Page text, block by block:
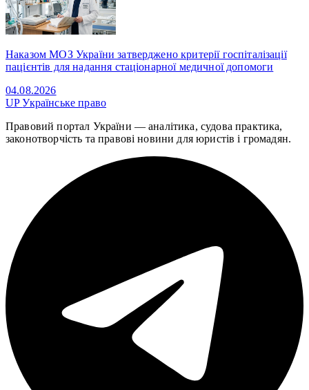
Наказом МОЗ України затверджено критерії госпіталізації
пацієнтів для надання стаціонарної медичної допомоги
04.08.2026
UPУкраїнське право
Правовий портал України — аналітика, судова практика,
законотворчість та правові новини для юристів і громадян.